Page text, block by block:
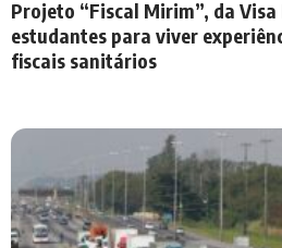
Projeto “Fiscal Mirim”, da
estudantes para viver
fiscais sanitários